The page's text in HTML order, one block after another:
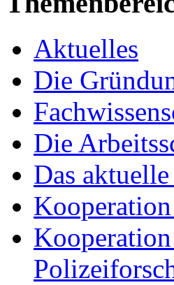
Aktuelles
Die
Die
Das